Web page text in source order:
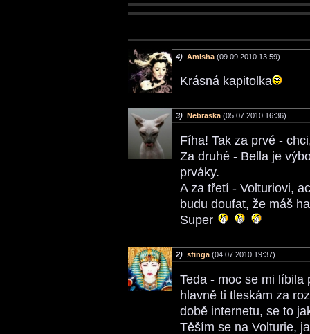
4) Amisha (09.09.2010 13:59)
Krásná kapitolka
3) Nebraska(05.07.2010 16:36)
Fíha! Tak za prvé -
Za druhé - Bella je
prváky.
A za třetí - Volturiovi,
budu doufat, že máš
Super
2) sfinga(04.07.2010 19:37)
Teda - moc se mi líbila
hlavně ti tleskám za
době internetu, se to
Těším se na Volturie,